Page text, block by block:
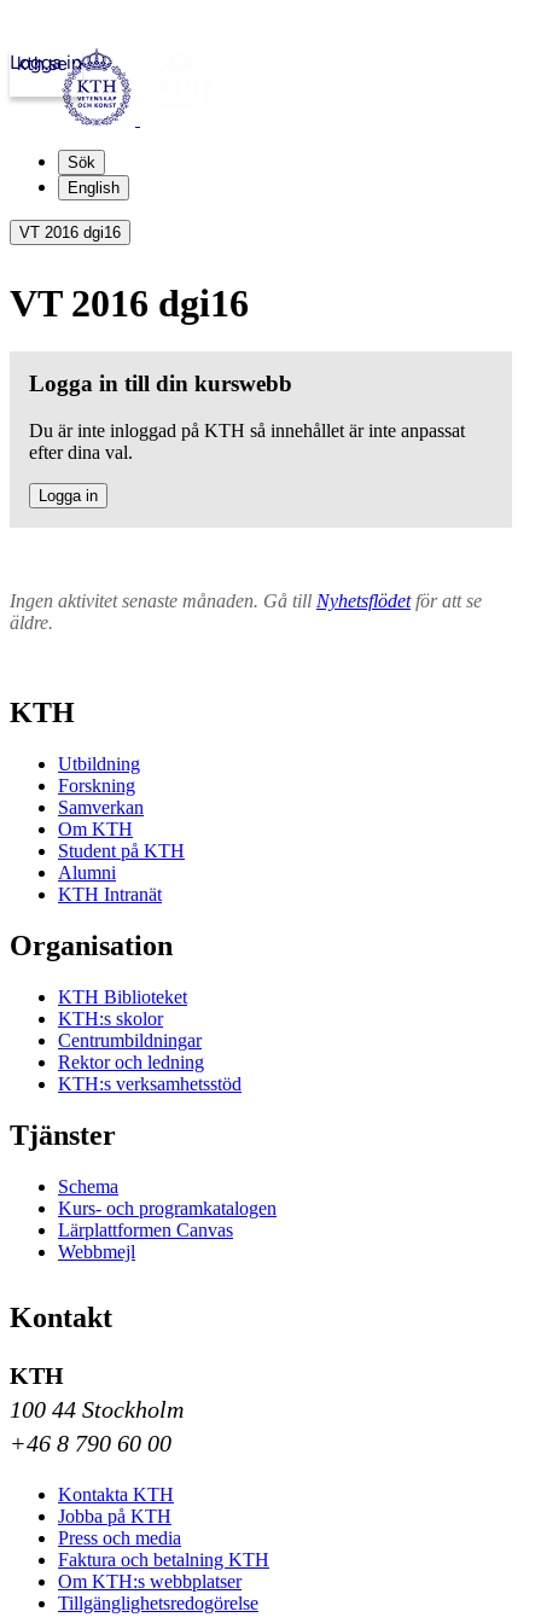
kth.se
Logga in
Sök
English
VT 2016 dgi16
VT 2016 dgi16
Logga in till din kurswebb
Du är inte inloggad på KTH så innehållet är inte anpassat
efter dina val.
Logga in
Ingen aktivitet senaste månaden. Gå till Nyhetsflödetför att se
äldre.
KTH
Utbildning
Forskning
Samverkan
Om KTH
Student på KTH
Alumni
KTH Intranät
Organisation
KTH Biblioteket
KTH:s skolor
Centrumbildningar
Rektor och ledning
KTH:s verksamhetsstöd
Tjänster
Schema
Kurs- och programkatalogen
Lärplattformen Canvas
Webbmejl
Kontakt
KTH
100 44 Stockholm
+46 8 790 60 00
Kontakta KTH
Jobba på KTH
Press och media
Faktura och betalning KTH
Om KTH:s webbplatser
Tillgänglighetsredogörelse